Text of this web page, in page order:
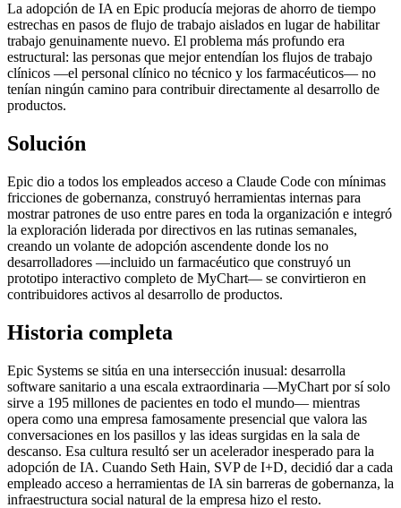
La adopción de IA en Epic producía mejoras de ahorro de tiempo
estrechas en pasos de flujo de trabajo aislados en lugar de habilitar
trabajo genuinamente nuevo. El problema más profundo era
estructural: las personas que mejor entendían los flujos de trabajo
clínicos —el personal clínico no técnico y los farmacéuticos— no
tenían ningún camino para contribuir directamente al desarrollo de
productos.
Solución
Epic dio a todos los empleados acceso a Claude Code con mínimas
fricciones de gobernanza, construyó herramientas internas para
mostrar patrones de uso entre pares en toda la organización e integró
la exploración liderada por directivos en las rutinas semanales,
creando un volante de adopción ascendente donde los no
desarrolladores —incluido un farmacéutico que construyó un
prototipo interactivo completo de MyChart— se convirtieron en
contribuidores activos al desarrollo de productos.
Historia completa
Epic Systems se sitúa en una intersección inusual: desarrolla
software sanitario a una escala extraordinaria —MyChart por sí solo
sirve a 195 millones de pacientes en todo el mundo— mientras
opera como una empresa famosamente presencial que valora las
conversaciones en los pasillos y las ideas surgidas en la sala de
descanso. Esa cultura resultó ser un acelerador inesperado para la
adopción de IA. Cuando Seth Hain, SVP de I+D, decidió dar a cada
empleado acceso a herramientas de IA sin barreras de gobernanza, la
infraestructura social natural de la empresa hizo el resto.